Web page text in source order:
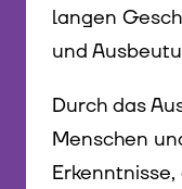
langen
und
Durch das
Menschen